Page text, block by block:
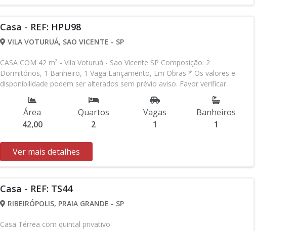
Casa - REF: HPU98
VILA VOTURUÁ, SAO VICENTE - SP
CASA COM 42 m² - Vila Voturuá - Sao Vicente SP Composição: 2
Dormitórios, 1 Banheiro, 1 Vaga Lançamento, Em Obras * Os valores e
disponibilidade podem ser alterados sem prévio aviso. Favor verificar
Área
42,00
Quartos
2
Vagas
1
Banheiros
1
Ver mais detalhes
Casa - REF: TS44
RIBEIRÓPOLIS, PRAIA GRANDE - SP
Casa Térrea com quintal privativo.